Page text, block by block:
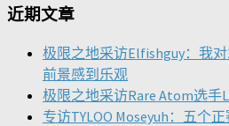
近期文章
极限之地采访Elfishguy：我
前景感到乐观
极限之地采访Rare Atom选手
专访TYLOO Moseyuh：五个